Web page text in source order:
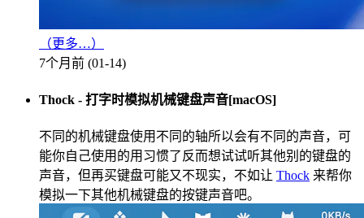
（更多…）
7个月前 (01-14)
Thock - 打字时模拟机械键盘声音[macOS]
不同的机械键盘使用不同的轴所以会有不同的声音，可
能你自己使用的用习惯了反而想试试听其他别的键盘的
声音，但再买键盘可能又不现实，不如让 Thock 来帮你
模拟一下其他机械键盘的按键声音吧。